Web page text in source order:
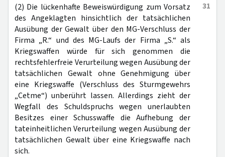
31
(2) Die lückenhafte Beweiswürdigung zum Vorsatz
des Angeklagten hinsichtlich der tatsächlichen
Ausübung der Gewalt über den MG-Verschluss der
Firma „R.“ und des MG-Laufs der Firma „S.“ als
Kriegswaffen würde für sich genommen die
rechtsfehlerfreie Verurteilung wegen Ausübung der
tatsächlichen Gewalt ohne Genehmigung über
eine Kriegswaffe (Verschluss des Sturmgewehrs
„Cetme“) unberührt lassen. Allerdings zieht der
Wegfall des Schuldspruchs wegen unerlaubten
Besitzes einer Schusswaffe die Aufhebung der
tateinheitlichen Verurteilung wegen Ausübung der
tatsächlichen Gewalt über eine Kriegswaffe nach
sich.